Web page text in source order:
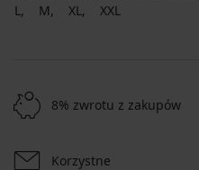
L
M XL XXL
8% zwrotu z zakupów
Korzystne